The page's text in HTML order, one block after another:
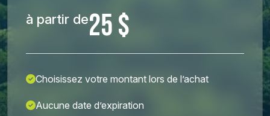
à partir de25 $
Choisissez votre montant lors de l’achat
Aucune date d’expiration